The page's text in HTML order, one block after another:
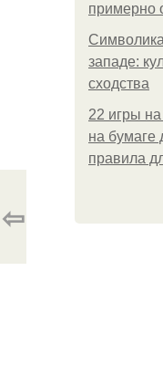
примерно
западе:
сходства
22 игры
на бумаге
правила
⇦